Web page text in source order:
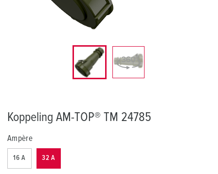
Koppeling AM-TOP® TM 24785
Ampère
16 A 32 A